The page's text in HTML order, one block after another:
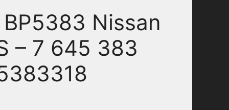
Nissan
– 7 645 383